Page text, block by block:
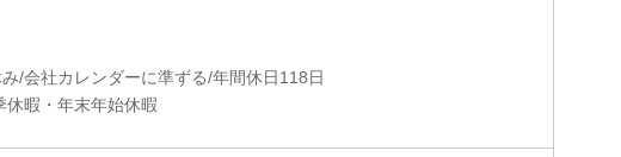
/会社カレンダーに準ずる/年間休日118日
休暇・年末年始休暇